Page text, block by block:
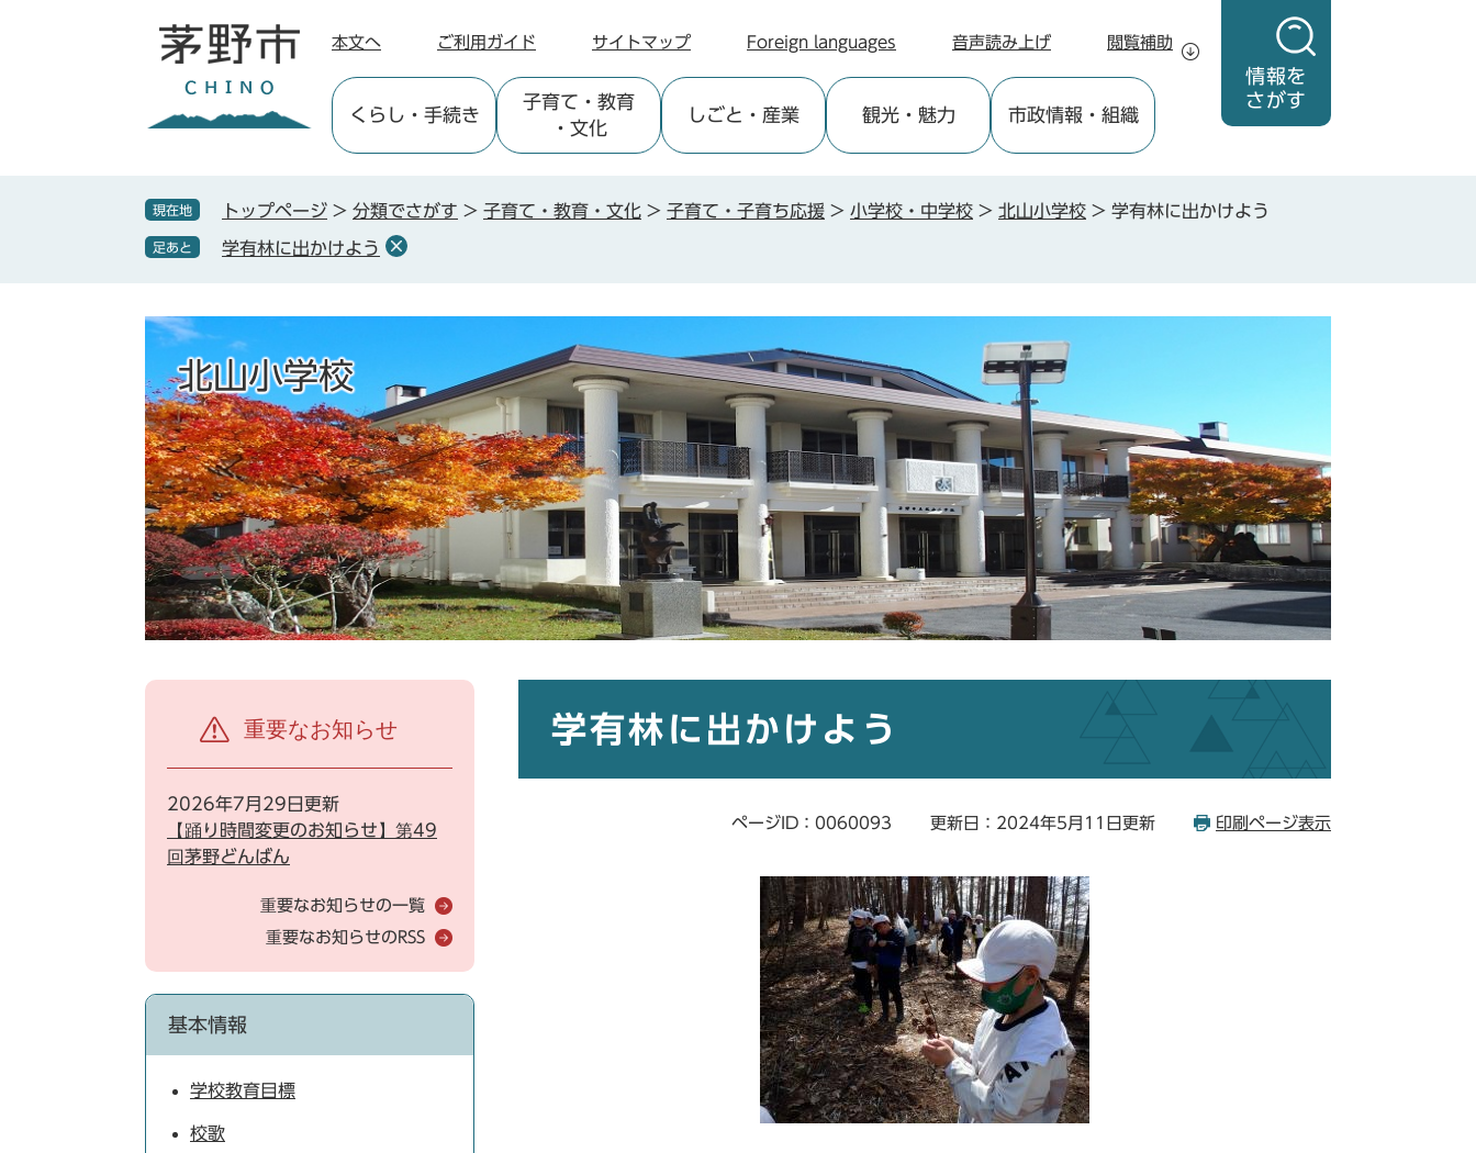
情報を
さがす
本文へ ご利用ガイド サイトマップ Foreign languages 音声読み上げ 閲覧補助
くらし ・手続き
子育て ・教育
・文化
しごと ・産業 観光・魅力 市政情報 ・組織
現在地 トップページ > 分類でさがす > 子育て・教育・文化 > 子育て・子育ち応援 > 小学校・中学校 > 北山小学校 > 学有林に出かけよう
足あと 学有林に出かけよう
北山小学校
学有林に出かけよう
ページID：0060093 更新日：2024年5月11日更新 印刷ページ表示
重要なお知らせ
2026年7月29日更新
【踊り時間変更のお知らせ】第49
回茅野どんばん
重要なお知らせの一覧
重要なお知らせのRSS
基本情報
学校教育目標
校歌